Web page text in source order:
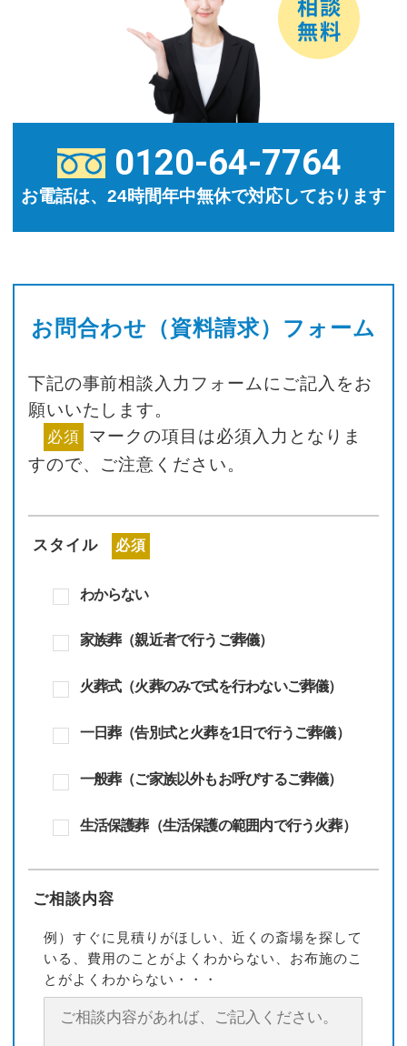
0120-64-7764
お電話は、24時間年中無休で対応しております
お問合わせ（資料請求）フォーム
下記の事前相談入力フォームにご記入をお
願いいたします。
必須 マークの項目は必須入力となりま
すので、 ご注意ください。
スタイル 必須
わからない
家族葬（親近者で行うご葬儀）
火葬式（火葬のみで式を行わないご葬儀）
一日葬（告別式と火葬を1日で行うご葬儀）
一般葬（ご家族以外もお呼びするご葬儀）
生活保護葬（生活保護の範囲内で行う火葬）
ご相談内容
例）すぐに見積りがほしい、近くの斎場を探して
いる、費用のことがよくわからない、お布施のこ
とがよくわからない・・・